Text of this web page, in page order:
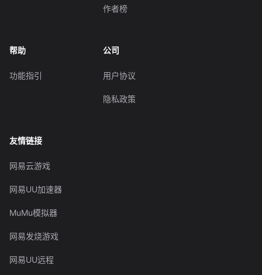
作者榜
帮助
功能指引
公司
用户协议
隐私政策
友情链接
网易云游戏
网易UU加速器
MuMu模拟器
网易发烧游戏
网易UU远程